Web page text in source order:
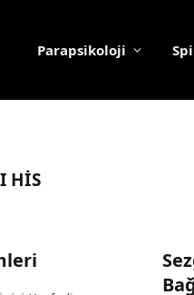
Parapsikoloji
HIS